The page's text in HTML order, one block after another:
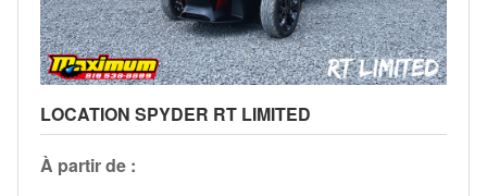
LOCATION SPYDER RT LIMITED
À partir de :